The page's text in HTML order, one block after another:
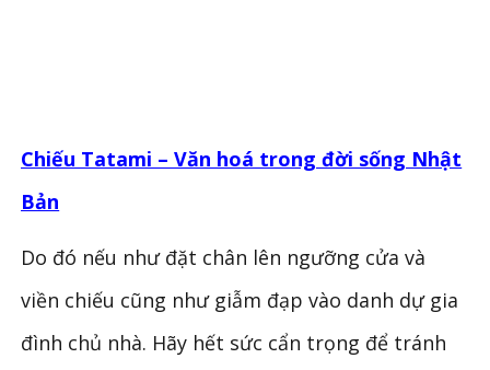
Chiếu Tatami – Văn hoá trong đời sống Nhật
Bản
Do đó nếu như đặt chân lên ngưỡng cửa và
viền chiếu cũng như giẫm đạp vào danh dự gia
đình chủ nhà. Hãy hết sức cẩn trọng để tránh